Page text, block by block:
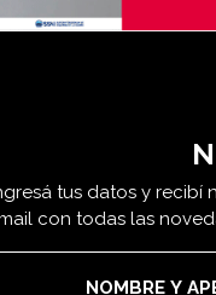
tus datos y recibí
con todas las